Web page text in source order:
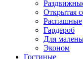
Открытая
Распашные
Гардероб
Для
Эконом
Гостиные